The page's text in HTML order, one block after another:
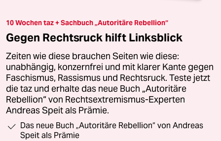
10 Wochen taz + Sachbuch „Autoritäre Rebellion“
Gegen Rechtsruck hilft Linksblick
Zeiten wie diese brauchen Seiten wie diese:
unabhängig, konzernfrei und mit klarer Kante gegen
Faschismus, Rassismus und Rechtsruck. Teste jetzt
die taz und erhalte das neue Buch „Autoritäre
Rebellion“ von Rechtsextremismus-Experten
Andreas Speit als Prämie.
Das neue Buch „Autoritäre Rebellion“ von Andreas
Speit als Prämie